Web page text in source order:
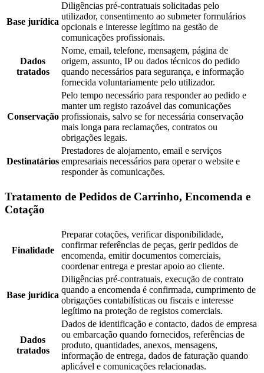
Base jurídica
Diligências pré-contratuais solicitadas pelo
utilizador, consentimento ao submeter formulários
opcionais e interesse legítimo na gestão de
comunicações profissionais.
Dados
tratados
Nome, email, telefone, mensagem, página de
origem, assunto, IP ou dados técnicos do pedido
quando necessários para segurança, e informação
fornecida voluntariamente pelo utilizador.
Conservação
Pelo tempo necessário para responder ao pedido e
manter um registo razoável das comunicações
profissionais, salvo se for necessária conservação
mais longa para reclamações, contratos ou
obrigações legais.
Destinatários
Prestadores de alojamento, email e serviços
empresariais necessários para operar o website e
responder às comunicações.
Tratamento de Pedidos de Carrinho, Encomenda e
Cotação
Finalidade
Preparar cotações, verificar disponibilidade,
confirmar referências de peças, gerir pedidos de
encomenda, emitir documentos comerciais,
coordenar entrega e prestar apoio ao cliente.
Base jurídica
Diligências pré-contratuais, execução de contrato
quando a encomenda é confirmada, cumprimento de
obrigações contabilísticas ou fiscais e interesse
legítimo na proteção de registos comerciais.
Dados
tratados
Dados de identificação e contacto, dados de empresa
ou embarcação quando fornecidos, referências de
produto, quantidades, anexos, mensagens,
informação de entrega, dados de faturação quando
aplicável e comunicações relacionadas.